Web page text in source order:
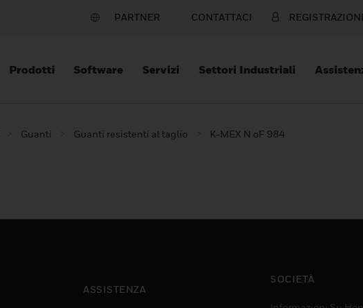
PARTNER CONTATTACI
Prodotti Software Servizi Settori Industriali
Guanti Guanti resistenti al taglio K-MEX N oF 984
ASSISTENZA
SOCIETÀ